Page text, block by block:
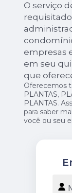
O serviço
empresas
em seu
que
Oferecemos
PLANTAS,
PLANTAS.
para saber
você ou seu